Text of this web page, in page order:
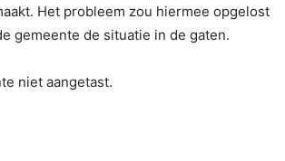
Het probleem zou hiermee opgelost
gemeente de situatie in de gaten.
niet aangetast.